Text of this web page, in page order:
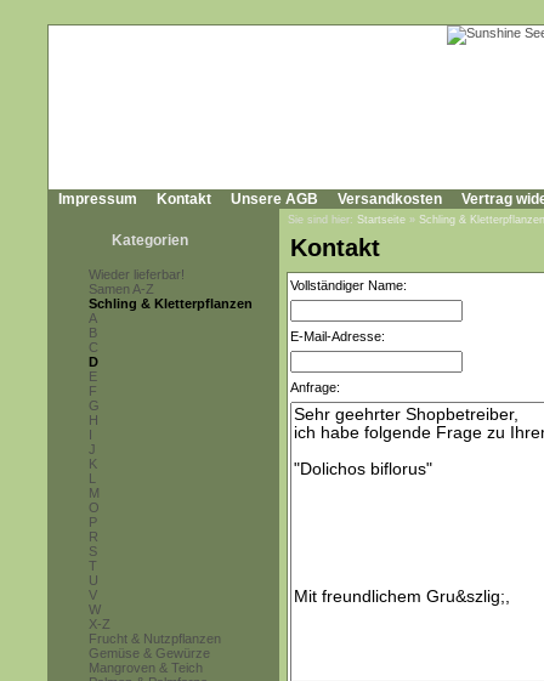
Impressum Kontakt Unsere AGB Versandkosten Vertrag
Kategorien
Wieder lieferbar!
Samen A-Z
Schling & Kletterpflanzen
A
B
C
D
E
F
G
H
I
J
K
L
M
O
P
R
S
T
U
V
W
X-Z
Frucht & Nutzpflanzen
Gemüse & Gewürze
Mangroven & Teich
Sie sind hier: Startseite » Schling & Kletterpflanzen
Kontakt
Vollständiger Name:
E-Mail-Adresse:
Anfrage: